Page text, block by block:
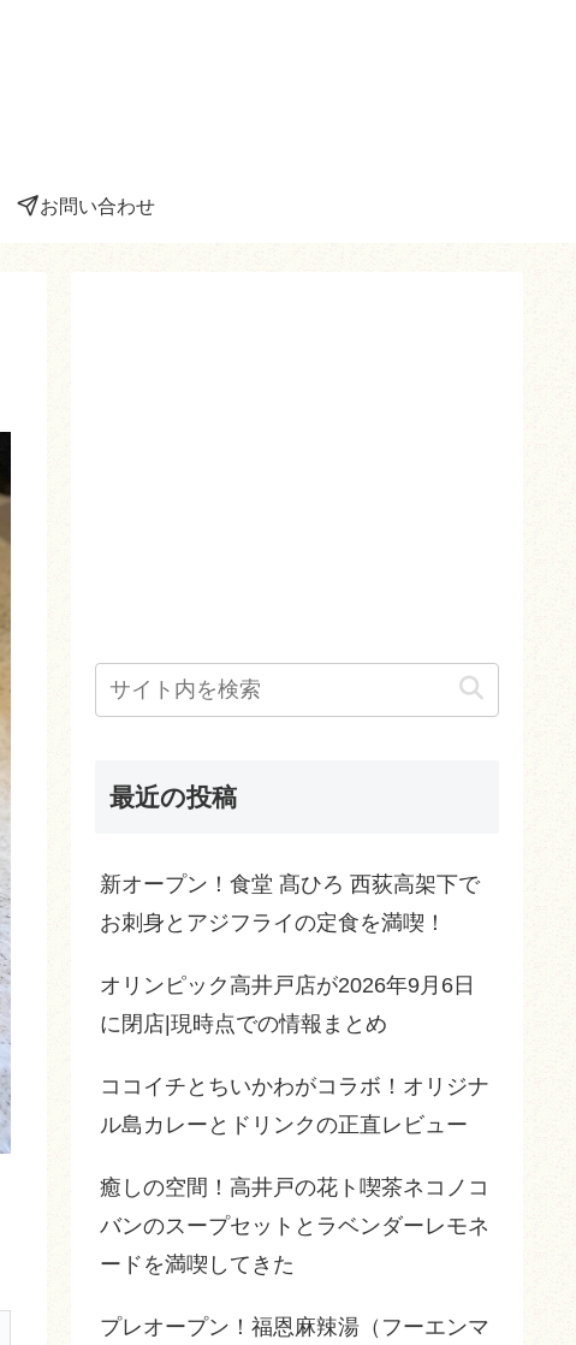
お問い合わせ
最近の投稿
新オープン！食堂 髙ひろ 西荻高架下で
お刺身とアジフライの定食を満喫！
オリンピック高井戸店が2026年9月6日
に閉店|現時点での情報まとめ
ココイチとちいかわがコラボ！オリジナ
ル島カレーとドリンクの正直レビュー
癒しの空間！高井戸の花ト喫茶ネコノコ
バンのスープセットとラベンダーレモネ
ードを満喫してきた
プレオープン！福恩麻辣湯（フーエンマ